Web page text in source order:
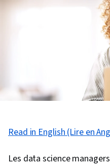
Read in English (Lire en
Les data science